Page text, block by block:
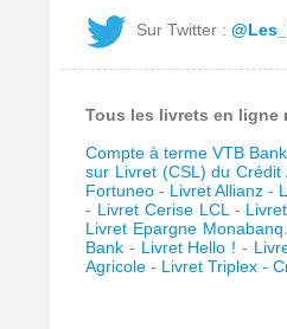
Sur Twitter :
Tous les livrets en ligne
Compte à terme VTB Bank
sur Livret (CSL) du Crédit
Fortuneo - Livret Allianz -
- Livret Cerise LCL -
Livret Epargne Monabanq.
Bank - Livret Hello ! -
Agricole - Livret Triplex -